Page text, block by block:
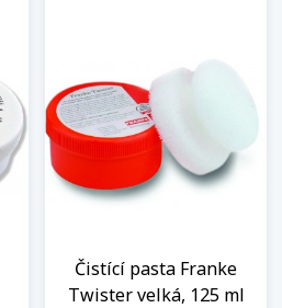
Čistící pasta Franke
Twister velká, 125 ml